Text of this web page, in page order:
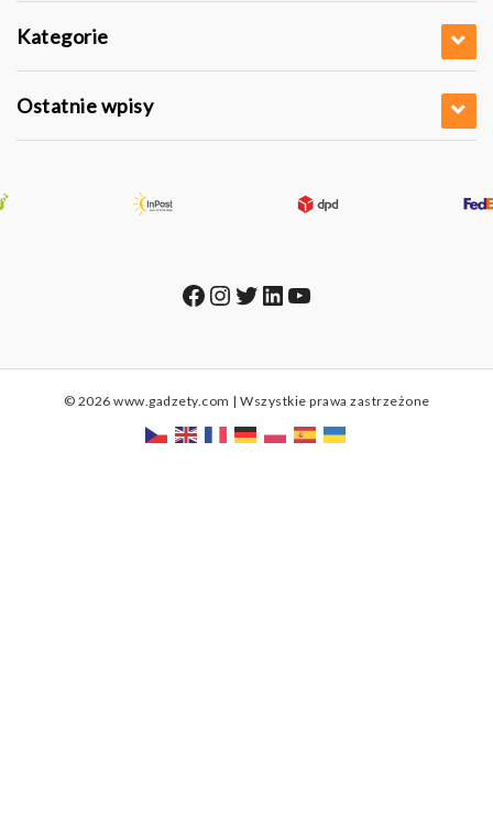
Kategorie
Ostatnie wpisy
Facebook
Instagram
Twitter
LinkedIn
YouTube
© 2026 www.gadzety.com | Wszystkie prawa zastrzeżone